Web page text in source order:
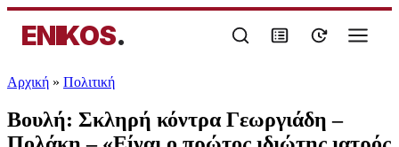
ENIKOS.
Αρχική » Πολιτική
Βουλή: Σκληρή κόντρα Γεωργιάδη –